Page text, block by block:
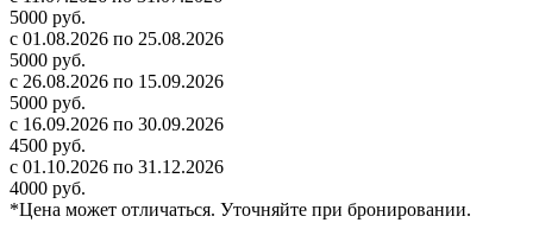
5000 руб.
с 01.08.2026 по 25.08.2026
5000 руб.
с 26.08.2026 по 15.09.2026
5000 руб.
с 16.09.2026 по 30.09.2026
4500 руб.
с 01.10.2026 по 31.12.2026
4000 руб.
*Цена может отличаться. Уточняйте при бронировании.